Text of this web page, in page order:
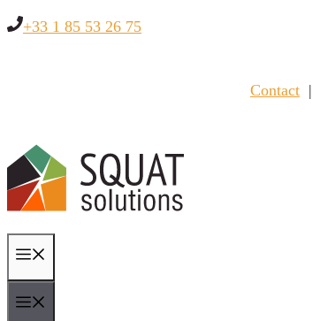
Aller+33 1 85 53 26 75
Contact |